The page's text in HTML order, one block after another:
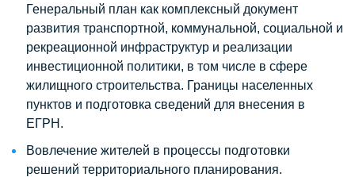
Генеральный план как комплексный документ
развития транспортной, коммунальной, социальной и
рекреационной инфраструктур и реализации
инвестиционной политики, в том числе в сфере
жилищного строительства. Границы населенных
пунктов и подготовка сведений для внесения в
ЕГРН.
Вовлечение жителей в процессы подготовки
решений территориального планирования.